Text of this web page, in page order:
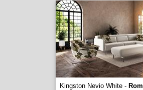
Kingston Nevio White - Rom